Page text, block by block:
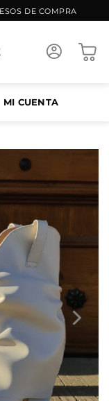
DE COMPRA
MI CUENTA